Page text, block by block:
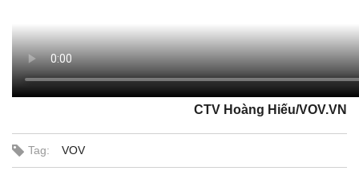
Pháp luật
Vụ án
Quân sự - Quốc
CTV Hoàng Hiếu/VOV.VN
Tag: VOV